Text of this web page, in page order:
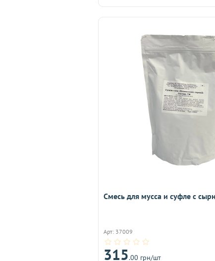
Смесь для мусса и суфле с
Арт: 37009
315.00 грн/шт